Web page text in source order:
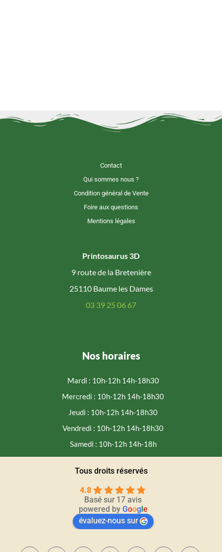
Contact
Qui sommes nous ?
Condition général de Vente
Foire aux questions
Mentions légales
Printosaurus 3D
9 route de la Bretenière
25110 Baume les Dames
03 39 25 06 67
Nos horaires
Mardi : 10h-12h 14h-18h30
Mercredi : 10h-12h 14h-18h30
Jeudi : 10h-12h 14h-18h30
Vendredi : 10h-12h 14h-18h30
Samedi : 10h-12h 14h-18h
Tous droits réservés
4.8
Basé sur 17 avis
powered by Googl e
évaluez-nous sur